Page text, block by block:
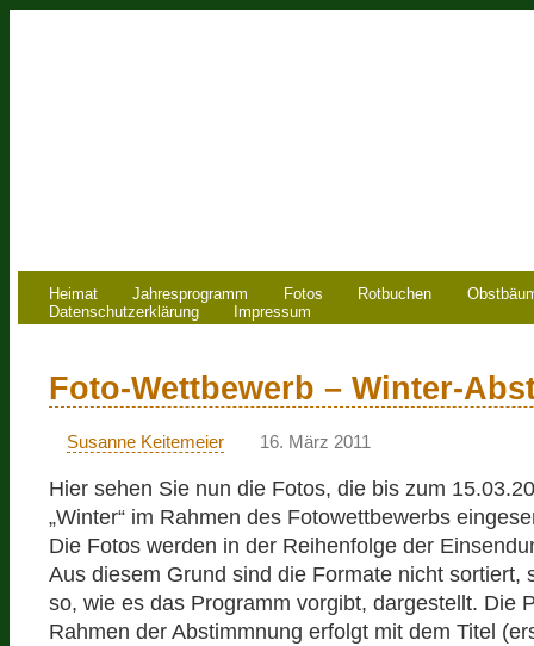
Heimat Jahresprogramm Fotos Rotbuchen
Datenschutzerklärung
Impressum
Foto-Wettbewerb – Winter-
Susanne Keitemeier 16. März 2011
Hier sehen Sie nun die Fotos, die bis zum
„Winter“ im Rahmen des Fotowettbewerbs
Die Fotos werden in der Reihenfolge der
Aus diesem Grund sind die Formate nicht sortiert,
so, wie es das Programm vorgibt, dargestellt. Die
Rahmen der Abstimmnung erfolgt mit dem Titel